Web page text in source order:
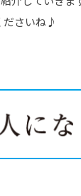
ださいね♪